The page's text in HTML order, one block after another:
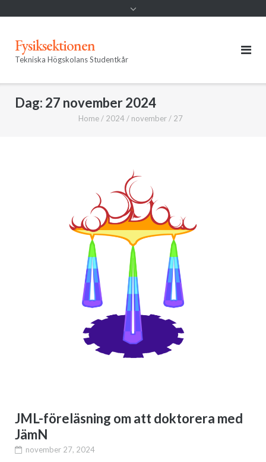
Fysiksektionen
Tekniska Högskolans Studentkår
Dag: 27 november 2024
Home/ 2024/ november/ 27
JML-föreläsning om att doktorera med
JämN
november 27, 2024